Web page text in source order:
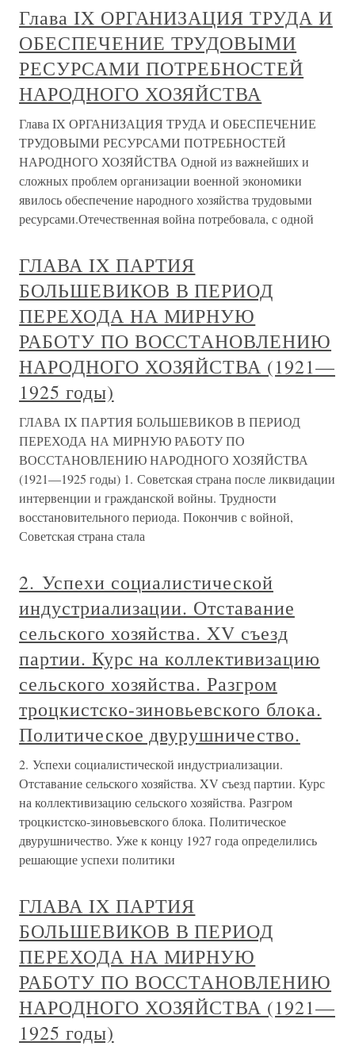
Глава IX ОРГАНИЗАЦИЯ ТРУДА И
ОБЕСПЕЧЕНИЕ ТРУДОВЫМИ
РЕСУРСАМИ ПОТРЕБНОСТЕЙ
НАРОДНОГО ХОЗЯЙСТВА
Глава IX ОРГАНИЗАЦИЯ ТРУДА И ОБЕСПЕЧЕНИЕ
ТРУДОВЫМИ РЕСУРСАМИ ПОТРЕБНОСТЕЙ
НАРОДНОГО ХОЗЯЙСТВА Одной из важнейших и
сложных проблем организации военной экономики
явилось обеспечение народного хозяйства трудовыми
ресурсами.Отечественная война потребовала, с одной
ГЛАВА IX ПАРТИЯ
БОЛЬШЕВИКОВ В ПЕРИОД
ПЕРЕХОДА НА МИРНУЮ
РАБОТУ ПО ВОССТАНОВЛЕНИЮ
НАРОДНОГО ХОЗЯЙСТВА (1921—
1925 годы)
ГЛАВА IX ПАРТИЯ БОЛЬШЕВИКОВ В ПЕРИОД
ПЕРЕХОДА НА МИРНУЮ РАБОТУ ПО
ВОССТАНОВЛЕНИЮ НАРОДНОГО ХОЗЯЙСТВА
(1921—1925 годы) 1. Советская страна после ликвидации
интервенции и гражданской войны. Трудности
восстановительного периода. Покончив с войной,
Советская страна стала
2. Успехи социалистической
индустриализации. Отставание
сельского хозяйства. XV съезд
партии. Курс на коллективизацию
сельского хозяйства. Разгром
троцкистско-зиновьевского блока.
Политическое двурушничество.
2. Успехи социалистической индустриализации.
Отставание сельского хозяйства. XV съезд партии. Курс
на коллективизацию сельского хозяйства. Разгром
троцкистско-зиновьевского блока. Политическое
двурушничество. Уже к концу 1927 года определились
решающие успехи политики
ГЛАВА IX ПАРТИЯ
БОЛЬШЕВИКОВ В ПЕРИОД
ПЕРЕХОДА НА МИРНУЮ
РАБОТУ ПО ВОССТАНОВЛЕНИЮ
НАРОДНОГО ХОЗЯЙСТВА (1921—
1925 годы)